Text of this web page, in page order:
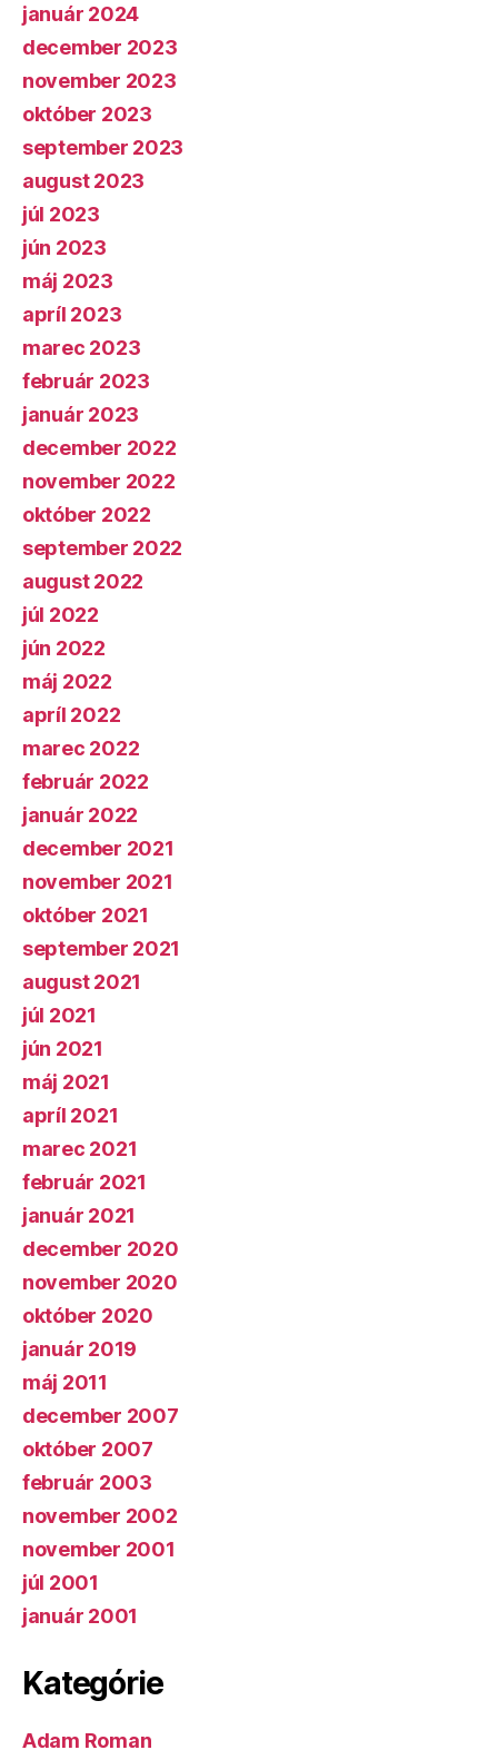
január 2024
december 2023
november 2023
október 2023
september 2023
august 2023
júl 2023
jún 2023
máj 2023
apríl 2023
marec 2023
február 2023
január 2023
december 2022
november 2022
október 2022
september 2022
august 2022
júl 2022
jún 2022
máj 2022
apríl 2022
marec 2022
február 2022
január 2022
december 2021
november 2021
október 2021
september 2021
august 2021
júl 2021
jún 2021
máj 2021
apríl 2021
marec 2021
február 2021
január 2021
december 2020
november 2020
október 2020
január 2019
máj 2011
december 2007
október 2007
február 2003
november 2002
november 2001
júl 2001
január 2001
Kategórie
Adam Roman